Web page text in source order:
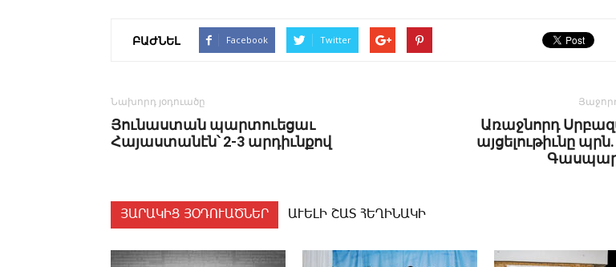
ԲԱԺՆԵԼ Facebook Twitter
Նախորդ յօդուածը
Յունաստան պարտուեցաւ
Հայաստանէն՝ 2-3 արդիւնքով
Առաջնորդ
այցելութիւնը
ՅԱՐԱԿԻՑ ՅՕԴՈՒԱԾՆԵՐ ԱՒԵԼԻ ՇԱՏ ՀԵՂԻՆԱԿԻ